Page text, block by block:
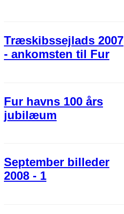
Træskibssejlads 2007
- ankomsten til Fur
Fur havns 100 års
jubilæum
September billeder
2008 - 1